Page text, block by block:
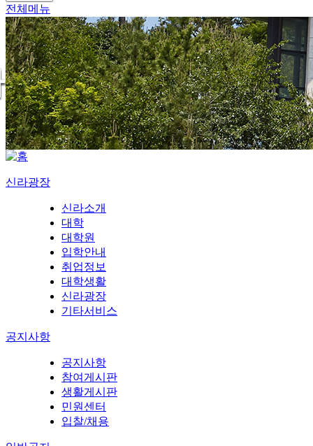
전체메뉴
신라광장
신라소개
대학
대학원
입학안내
취업정보
대학생활
신라광장
기타서비스
공지사항
공지사항
참여게시판
생활게시판
민원센터
입찰/채용